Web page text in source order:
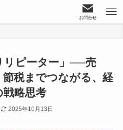
お問合せ
リピーター」──売
節税までつながる、経
戦略思考
2025年10月13日